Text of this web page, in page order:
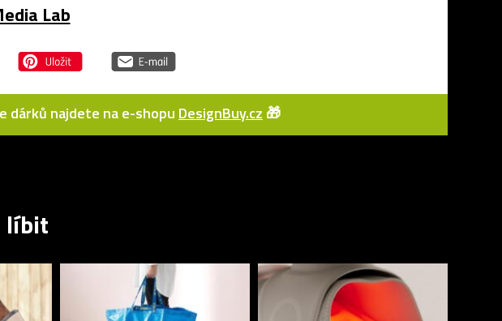
Lab
dárků najdete na e-shopu DesignBuy.cz 🎁
líbit